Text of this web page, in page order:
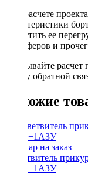
При расчете
характеристики
допустить ее
сабвуферов и
Заказывайте
форму обратной
Похожие
Разветвитель
2USB+1АЗУ